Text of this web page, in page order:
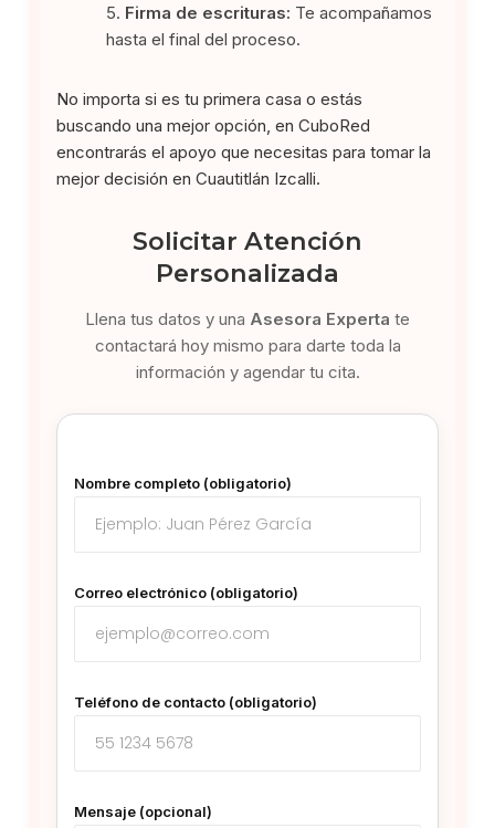
Firma de escrituras: Te acompañamos
hasta el final del proceso.
No importa si es tu primera casa o estás
buscando una mejor opción, en CuboRed
encontrarás el apoyo que necesitas para tomar la
mejor decisión en Cuautitlán Izcalli.
Solicitar Atención
Personalizada
Llena tus datos y una Asesora Experta te
contactará hoy mismo para darte toda la
información y agendar tu cita.
Nombre completo (obligatorio)
Correo electrónico (obligatorio)
Teléfono de contacto (obligatorio)
Mensaje (opcional)